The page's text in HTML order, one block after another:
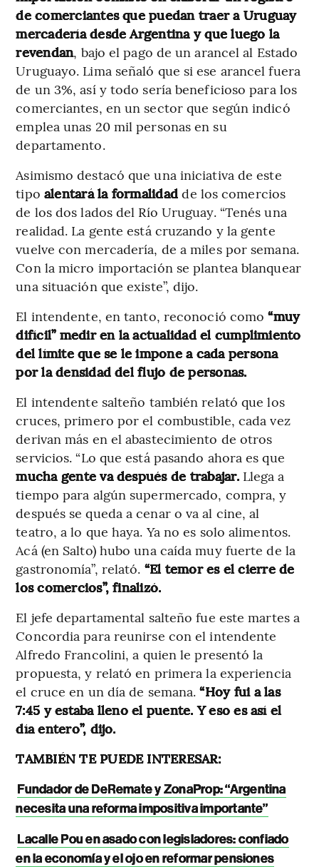
de comerciantes que puedan traer a Uruguay
mercadería desde Argentina y que luego la
revendan, bajo el pago de un arancel al Estado
Uruguayo. Lima señaló que si ese arancel fuera
de un 3%, así y todo sería beneficioso para los
comerciantes, en un sector que según indicó
emplea unas 20 mil personas en su
departamento.
Asimismo destacó que una iniciativa de este
tipo alentará la formalidadde los comercios
de los dos lados del Río Uruguay. “Tenés una
realidad. La gente está cruzando y la gente
vuelve con mercadería, de a miles por semana.
Con la micro importación se plantea blanquear
una situación que existe”, dijo.
El intendente, en tanto, reconoció como“muy
difícil” medir en la actualidad el cumplimiento
del límite que se le impone a cada persona
por la densidad del flujo de personas.
El intendente salteño también relató que los
cruces, primero por el combustible, cada vez
derivan más en el abastecimiento de otros
servicios. “Lo que está pasando ahora es que
mucha gente va después de trabajar.Llega a
tiempo para algún supermercado, compra, y
después se queda a cenar o va al cine, al
teatro, a lo que haya. Ya no es solo alimentos.
Acá (en Salto) hubo una caída muy fuerte de la
gastronomía”, relató. “El temor es el cierre de
los comercios”, finalizó.
El jefe departamental salteño fue este martes a
Concordia para reunirse con el intendente
Alfredo Francolini, a quien le presentó la
propuesta, y relató en primera la experiencia
el cruce en un día de semana.“Hoy fui a las
7:45 y estaba lleno el puente. Y eso es así el
día entero”, dijo.
TAMBIÉN TE PUEDE INTERESAR:
Fundador de DeRemate y ZonaProp: “Argentina
necesita una reforma impositiva importante”
Lacalle Pou en asado con legisladores: confiado
en la economía y el ojo en reformar pensiones